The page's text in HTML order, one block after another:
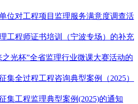
位对工程项目监理服务满意度调查活
工程师证书培训（宁波专场）的补充
之光杯”全省监理行业微课大赛活动的
集全过程工程咨询典型案例（2025）
集工程监理典型案例(2025)的通知